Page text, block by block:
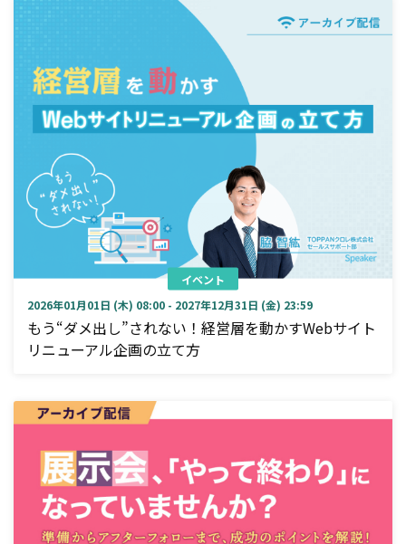
イベント
2026年01月01日 (木) 08:00 - 2027年12月31日 (金) 23:59
もう“ダメ出し”されない！経営層を動かすWebサイト
リニューアル企画の立て方